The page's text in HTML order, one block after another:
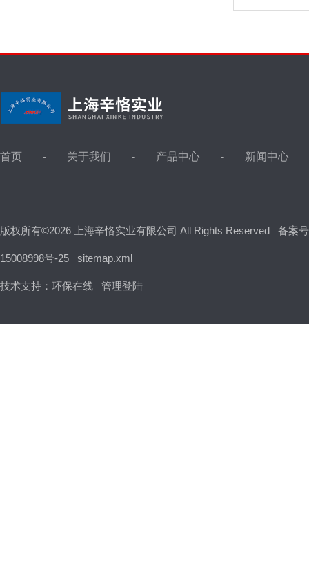
首页 关于我们 产品中心 新闻中心
版权所有©2026 上海辛恪实业有限公司 All Rights Reserved 备案
15008998号-25 sitemap.xml
技术支持： 环保在线 管理登陆